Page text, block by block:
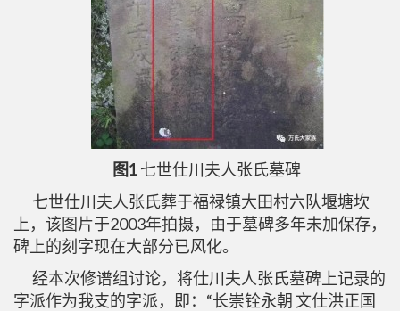
图1 七世仕川夫人张氏墓碑
七世仕川夫人张氏葬于福禄镇大田村六队堰塘坎
上，该图片于2003年拍摄，由于墓碑多年未加保存，
碑上的刻字现在大部分已风化。
经本次修谱组讨论，将仕川夫人张氏墓碑上记录的
字派作为我支的字派，即：“长崇铨永朝 文仕洪正国